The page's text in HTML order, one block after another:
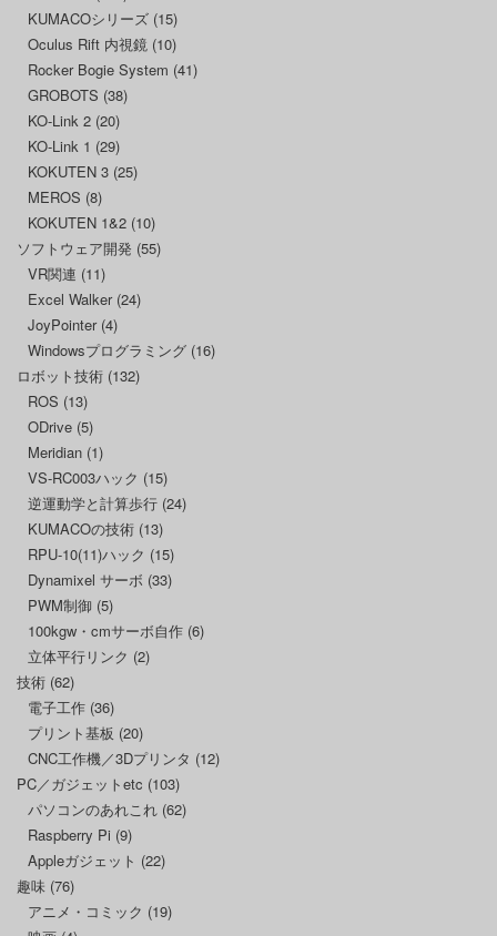
KUMACOシリーズ (15)
Oculus Rift 内視鏡 (10)
Rocker Bogie System (41)
GROBOTS (38)
KO-Link 2 (20)
KO-Link 1 (29)
KOKUTEN 3 (25)
MEROS (8)
KOKUTEN 1&2 (10)
ソフトウェア開発 (55)
VR関連 (11)
Excel Walker(24)
JoyPointer(4)
Windowsプログラミング (16)
ロボット技術 (132)
ROS (13)
ODrive (5)
Meridian (1)
VS-RC003ハック (15)
逆運動学と計算歩行 (24)
KUMACOの技術 (13)
RPU-10(11)ハック (15)
Dynamixel サーボ (33)
PWM制御 (5)
100kgw・cmサーボ自作 (6)
立体平行リンク (2)
技術 (62)
電子工作 (36)
プリント基板 (20)
CNC工作機／3Dプリンタ (12)
PC／ガジェットetc (103)
パソコンのあれこれ (62)
Raspberry Pi (9)
Appleガジェット (22)
趣味 (76)
アニメ・コミック (19)